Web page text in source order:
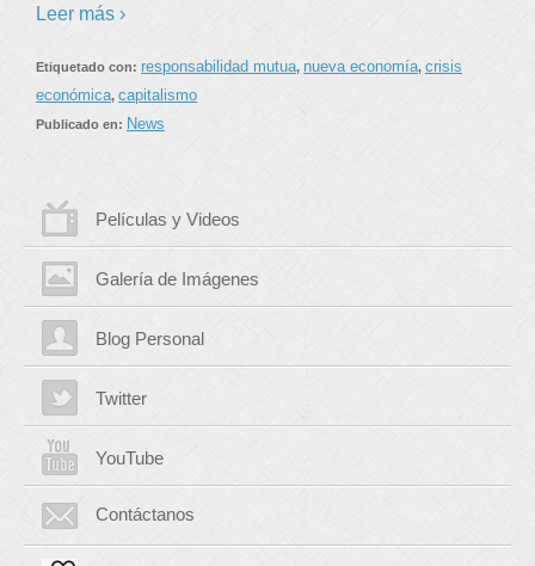
Leer más ›
Etiquetado con: responsabilidad mutua, nueva economía, crisis
económica, capitalismo
Publicado en: News
Películas y Videos
Galería de Imágenes
Blog Personal
Twitter
YouTube
Contáctanos